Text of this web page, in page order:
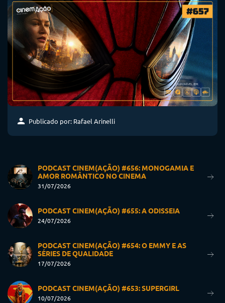
Publicado por: Rafael Arinelli
PODCAST CINEM(AÇÃO) #656: MONOGAMIA E
AMOR ROMÂNTICO NO CINEMA
31/07/2026
PODCAST CINEM(AÇÃO) #655: A ODISSEIA
24/07/2026
PODCAST CINEM(AÇÃO) #654: O EMMY E AS
SÉRIES DE QUALIDADE
17/07/2026
PODCAST CINEM(AÇÃO) #653: SUPERGIRL
10/07/2026